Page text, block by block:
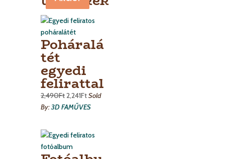
Poháralá
tét
egyedi
felirattal
2,490Ft2,241FtSold
By:3D FAMŰVES